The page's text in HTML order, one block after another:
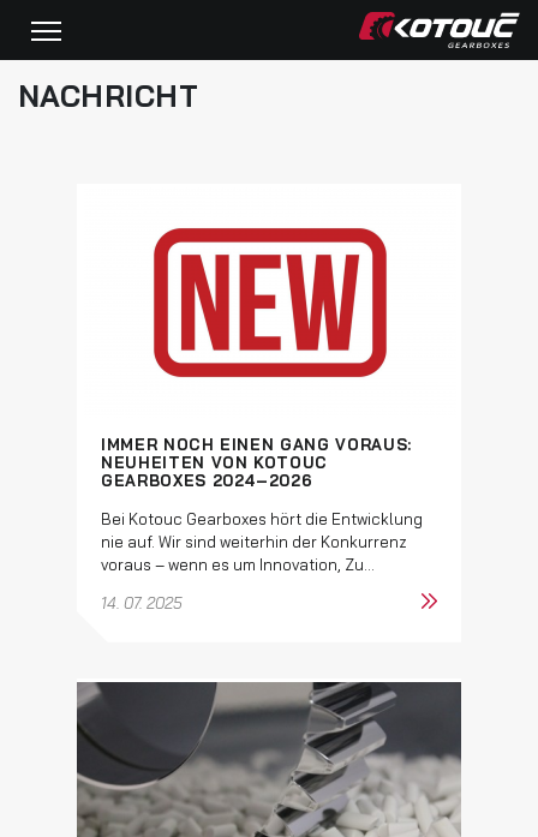
NACHRICHT
IMMER NOCH EINEN GANG VORAUS:
NEUHEITEN VON KOTOUC
GEARBOXES 2024–2026
Bei Kotouc Gearboxes hört die Entwicklung
nie auf. Wir sind weiterhin der Konkurrenz
voraus – wenn es um Innovation, Zu...
14. 07. 2025